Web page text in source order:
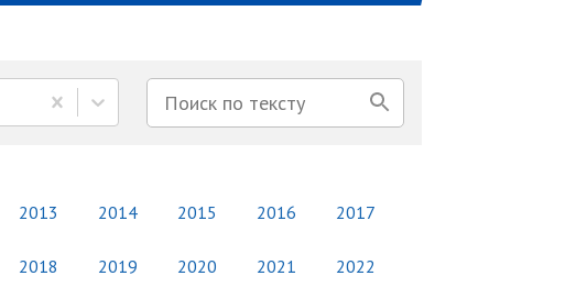
2013 2014 2015 2016 2017
2018 2019 2020 2021 2022